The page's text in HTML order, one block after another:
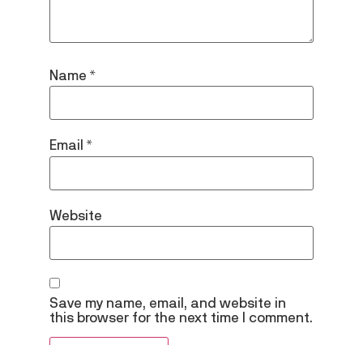
Name*
Email*
Website
Save my name, email, and website in
this browser for the next time I comment.